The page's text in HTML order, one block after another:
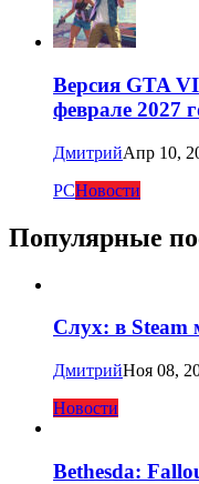
Версия GTA
феврале 2027
ДмитрийАпр 10,
PCНовости
Популярные
Слух: в Steam
ДмитрийНоя 08,
Новости
Bethesda: